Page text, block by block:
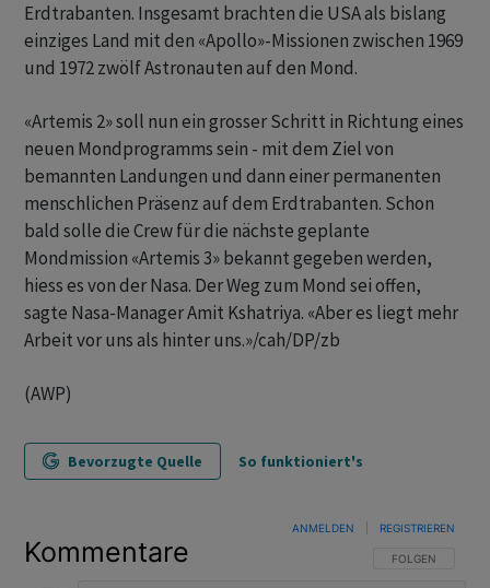
Erdtrabanten. Insgesamt brachten die USA als bislang
einziges Land mit den «Apollo»-Missionen zwischen 1969
und 1972 zwölf Astronauten auf den Mond.
«Artemis 2» soll nun ein grosser Schritt in Richtung eines
neuen Mondprogramms sein - mit dem Ziel von
bemannten Landungen und dann einer permanenten
menschlichen Präsenz auf dem Erdtrabanten. Schon
bald solle die Crew für die nächste geplante
Mondmission «Artemis 3» bekannt gegeben werden,
hiess es von der Nasa. Der Weg zum Mond sei offen,
sagte Nasa-Manager Amit Kshatriya. «Aber es liegt mehr
Arbeit vor uns als hinter uns.»/cah/DP/zb
(AWP)
Bevorzugte Quelle So funktioniert's
Kommentare FOLGE DIESER
FOLGEN
ANMELDEN REGISTRIEREN